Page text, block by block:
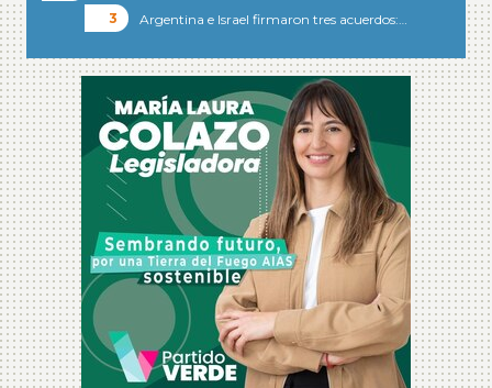
Argentina e Israel firmaron tres acuerdos:…